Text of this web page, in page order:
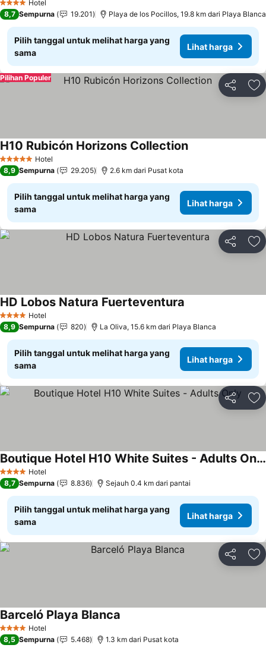
4 BintangHotel
8,7 Sempurna 19.201 Playa de los Pocillos, 19.8 km dari Playa Blanca
Pilih tanggal untuk melihat harga yang
sama
Lihat harga
Bagikan
Pilihan Populer
5 Bintang Hotel
H10 Rubicón Horizons CollectionLihat harga
8,9 Sempurna 29.205 2.6 km dari Pusat kota
Pilih tanggal untuk melihat harga yang
sama
Lihat harga
Bagikan
4 BintangHotel
HD Lobos Natura Fuerteventura
8,9 Sempurna 820 La Oliva, 15.6 km dari Playa Blanca
Pilih tanggal untuk melihat harga yang
sama
Lihat harga
Bagikan
4 BintangHotel
Boutique Hotel H10 White Suites - Adults Only
Lihat harga
8,7 Sempurna 8.836 Sejauh 0.4 km dari pantai
Pilih tanggal untuk melihat harga yang
sama
Lihat harga
Bagikan
4 BintangHotel
Barceló Playa Blanca
8,5 Sempurna 5.468 1.3 km dari Pusat kota